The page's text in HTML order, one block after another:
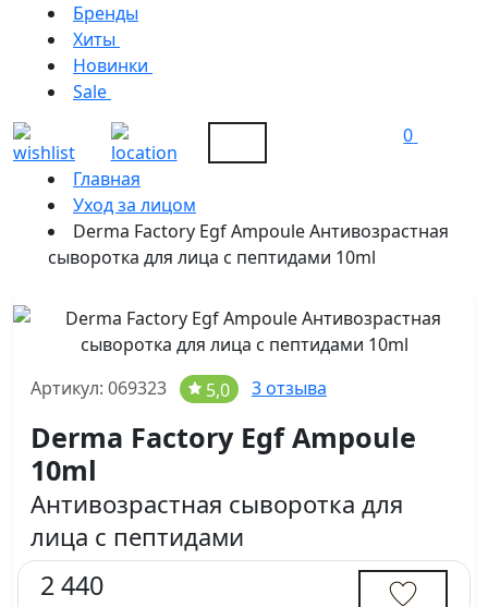
Бренды
Хиты
Новинки
Sale
0
Главная
Уход за лицом
Derma Factory Egf Ampoule Антивозрастная
сыворотка для лица с пептидами 10ml
Артикул: 069323 5,0 3 отзыва
Derma Factory Egf Ampoule
10ml
Антивозрастная сыворотка для
лица с пептидами
2 440